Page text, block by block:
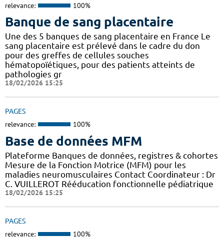
relevance: 100%
Banque de sang placentaire
Une des 5 banques de sang placentaire en France Le
sang placentaire est prélevé dans le cadre du don
pour des greffes de cellules souches
hématopoïétiques, pour des patients atteints de
pathologies gr
18/02/2026 15:25
PAGES
relevance: 100%
Base de données MFM
Plateforme Banques de données, registres & cohortes
Mesure de la Fonction Motrice (MFM) pour les
maladies neuromusculaires Contact Coordinateur : Dr
C. VUILLEROT Rééducation fonctionnelle pédiatrique
18/02/2026 15:25
PAGES
relevance: 100%